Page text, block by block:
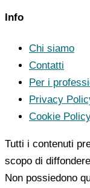
Info
Chi siamo
Contatti
Per i
Privacy
Cookie
Tutti i contenuti
scopo di
Non possiedono